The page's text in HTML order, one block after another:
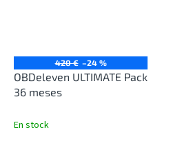
420 € –24 %
OBDeleven ULTIMATE Pack
36 meses
En stock